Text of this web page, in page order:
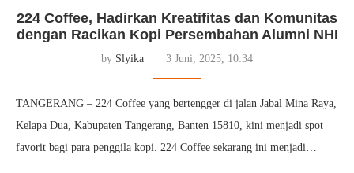
224 Coffee, Hadirkan Kreatifitas dan Komunitas
dengan Racikan Kopi Persembahan Alumni NHI
by Slyika 3 Juni, 2025, 10:34
TANGERANG – 224 Coffee yang bertengger di jalan Jabal Mina Raya,
Kelapa Dua, Kabupaten Tangerang, Banten 15810, kini menjadi spot
favorit bagi para penggila kopi. 224 Coffee sekarang ini menjadi…